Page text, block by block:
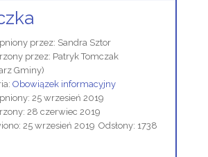
przez: Sandra Sztor
przez: Patryk Tomczak
Gminy)
Obowiązek informacyjny
25 wrzesień 2019
28 czerwiec 2019
25 wrzesień 2019 Odsłony: 1738